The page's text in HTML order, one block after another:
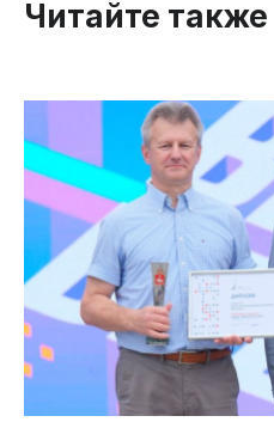
Читайте также